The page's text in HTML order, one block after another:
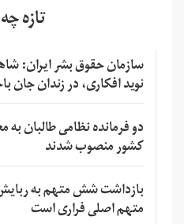
تازه
سازمان حقوق بشر ایران:
نوید افکاری، در زندان جان
دو فرمانده نظامی طالبان
کشور منصوب شدند
بازداشت شش متهم به
متهم اصلی فراری است